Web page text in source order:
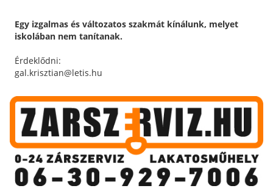
Egy izgalmas és változatos szakmát kínálunk, melyet
iskolában nem tanítanak.
Érdeklődni:
gal.krisztian@letis.hu